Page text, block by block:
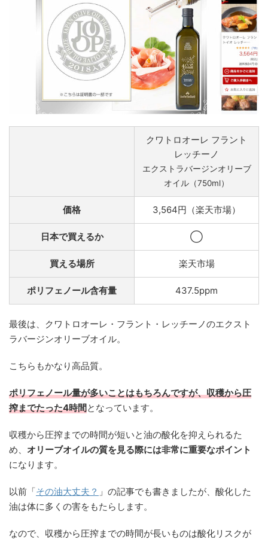
クワトロオーレ フラント
レッチーノ
エクストラバージンオリーブ
オイル（750ml）
価格 3,564円（楽天市場）
日本で買えるか ◯
買える場所 楽天市場
ポリフェノール含有量 437.5ppm
最後は、クワトロオーレ・フラント・レッチーノのエクスト
ラバージンオリーブオイル。
こちらもかなり高品質。
ポリフェノール量が多いことはもちろんですが、収穫から圧
搾までたった4時間となっています。
収穫から圧搾までの時間が短いと油の酸化を抑えられるた
め、 オリーブオイルの質を見る際には非常に重要なポイント
になります。
以前「その油大丈夫？ 」の記事でも書きましたが、酸化した
油は体に多くの害をもたらします。
なので、収穫から圧搾までの時間が長いものは酸化リスクが